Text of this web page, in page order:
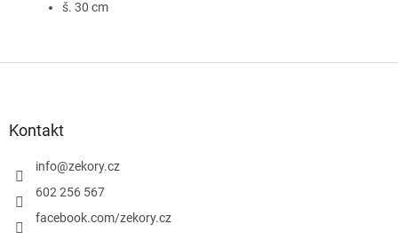
š. 30 cm
Kontakt
info@zekory.cz
602 256 567
facebook.com/zekory.cz